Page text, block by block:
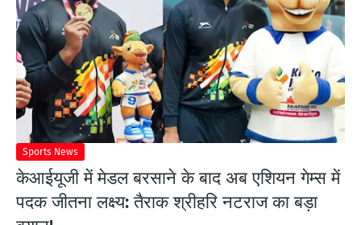
Sports News
केआईयूजी में मेडल बरसाने के बाद अब एशियन गेम्स में
पदक जीतना लक्ष्य: तैराक श्रीहरि नटराज का बड़ा